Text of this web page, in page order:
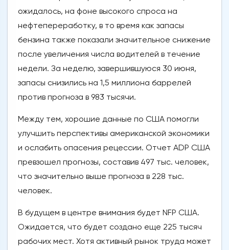
ожидалось, на фоне высокого спроса на
нефтепереработку, в то время как запасы
бензина также показали значительное снижение
после увеличения числа водителей в течение
недели. За неделю, завершившуюся 30 июня,
запасы снизились на 1,5 миллиона баррелей
против прогноза в 983 тысячи.
Между тем, хорошие данные по США помогли
улучшить перспективы американской экономики
и ослабить опасения рецессии. Отчет ADP США
превзошел прогнозы, составив 497 тыс. человек,
что значительно выше прогноза в 228 тыс.
человек.
В будущем в центре внимания будет NFP США.
Ожидается, что будет создано еще 225 тысяч
рабочих мест. Хотя активный рынок труда может